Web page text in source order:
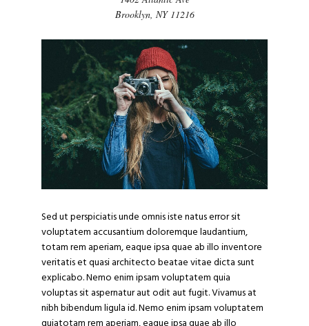
Brooklyn, NY 11216
Sed ut perspiciatis unde omnis iste natus error sit
voluptatem accusantium doloremque laudantium,
totam rem aperiam, eaque ipsa quae ab illo inventore
veritatis et quasi architecto beatae vitae dicta sunt
explicabo. Nemo enim ipsam voluptatem quia
voluptas sit aspernatur aut odit aut fugit. Vivamus at
nibh bibendum ligula id. Nemo enim ipsam voluptatem